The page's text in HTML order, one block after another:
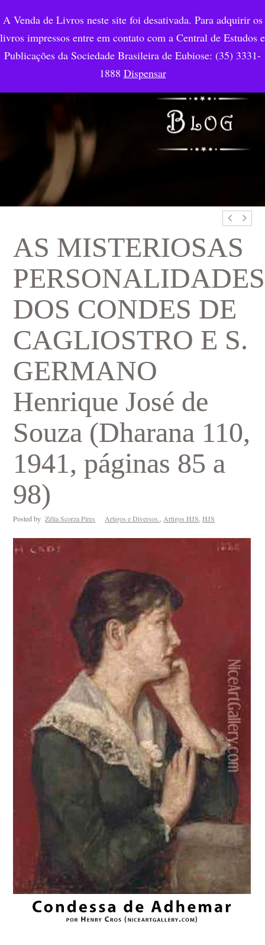
AS MISTERIOSAS
PERSONALIDADES
DOS CONDES DE
CAGLIOSTRO E S.
GERMANO
Henrique José de
Souza (Dharana 110,
1941, páginas 85 a
98)
Posted by Zélia Scorza Pires Artigos e Diversos.,Artigos HJS,HJS
A Venda de Livros neste site foi desativada. Para adquirir os
livros impressos entre em contato com a Central de Estudos e
Publicações da Sociedade Brasileira de Eubiose: (35) 3331-
1888 Dispensar